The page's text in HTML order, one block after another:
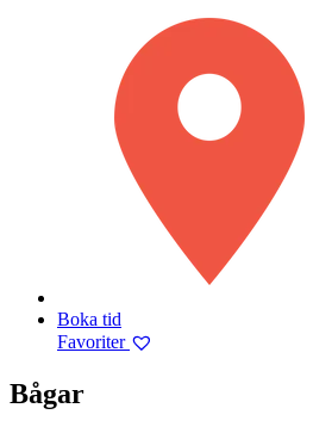
Boka tid
Favoriter
Bågar